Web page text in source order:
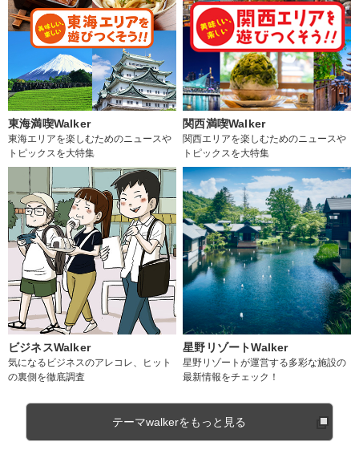
東海満喫Walker
東海エリアを楽しむためのニュースや
トピックスを大特集
関西満喫Walker
関西エリアを楽しむためのニュースや
トピックスを大特集
ビジネスWalker
気になるビジネスのアレコレ、ヒット
の裏側を徹底調査
星野リゾートWalker
星野リゾートが運営する多彩な施設の
最新情報をチェック！
テーマwalkerをもっと見る